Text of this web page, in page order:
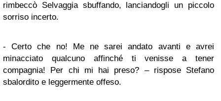
rimbeccò Selvaggia sbuffando, lanciandogli un piccolo
sorriso incerto.
- Certo che no! Me ne sarei andato avanti e avrei
minacciato qualcuno affinché ti venisse a tener
compagnia! Per chi mi hai preso? – rispose Stefano
sbalordito e leggermente offeso.